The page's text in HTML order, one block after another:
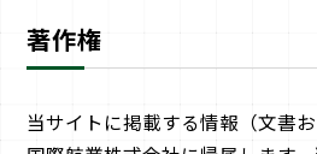
著作権
当サイトに掲載する情報（文書